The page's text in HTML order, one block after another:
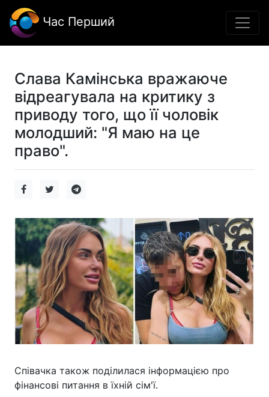
Час Перший
Слава Камінська вражаюче
відреагувала на критику з
приводу того, що її чоловік
молодший: "Я маю на це
право".
Співачка також поділилася інформацією про
фінансові питання в їхній сім'ї.